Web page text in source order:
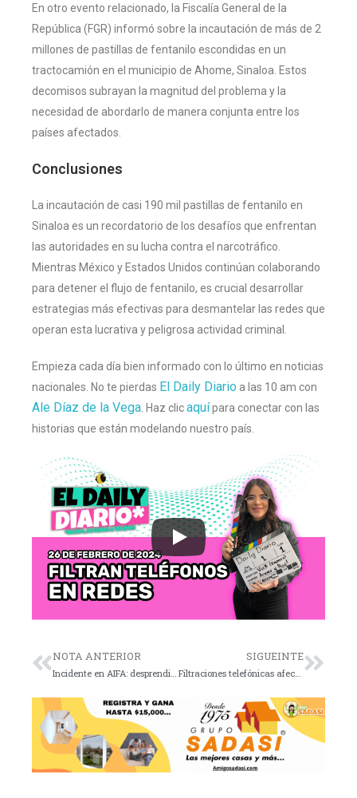
En otro evento relacionado, la Fiscalía General de la
República (FGR) informó sobre la incautación de más de 2
millones de pastillas de fentanilo escondidas en un
tractocamión en el municipio de Ahome, Sinaloa. Estos
decomisos subrayan la magnitud del problema y la
necesidad de abordarlo de manera conjunta entre los
países afectados​
Conclusiones
La incautación de casi 190 mil pastillas de fentanilo en
Sinaloa es un recordatorio de los desafíos que enfrentan
las autoridades en su lucha contra el narcotráfico.
Mientras México y Estados Unidos continúan colaborando
para detener el flujo de fentanilo, es crucial desarrollar
estrategias más efectivas para desmantelar las redes que
operan esta lucrativa y peligrosa actividad criminal.
Empieza cada día bien informado con lo último en noticias
nacionales. No te pierdas El Daily Diario a las 10 am con
Ale Díaz de la Vega . Haz clicaquípara conectar con las
historias que están modelando nuestro país.
NOTA ANTERIOR SIGUEINTE
Filtraciones telefónicas afectan a miembros de Morena